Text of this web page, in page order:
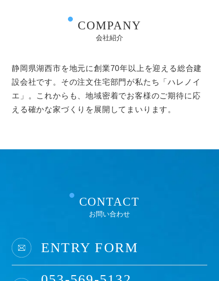
COMPANY
会社紹介
静岡県湖西市を地元に創業70年以上を迎える総合建
設会社です。その注文住宅部門が私たち「ハレノイ
エ」。これからも、地域密着でお客様のご期待に応
える確かな家づくりを展開してまいります。
CONTACT
お問い合わせ
ENTRY FORM